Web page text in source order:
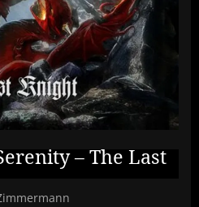
– The Last